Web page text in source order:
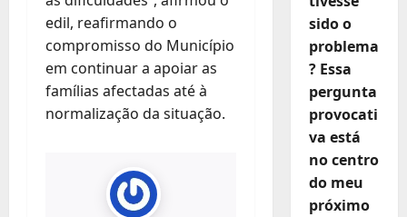
edil, reafirmando o
compromisso do Município
em continuar a apoiar as
famílias afectadas até à
normalização da situação.
sido o
problema
? Essa
pergunta
provocati
va está
no centro
do meu
próximo